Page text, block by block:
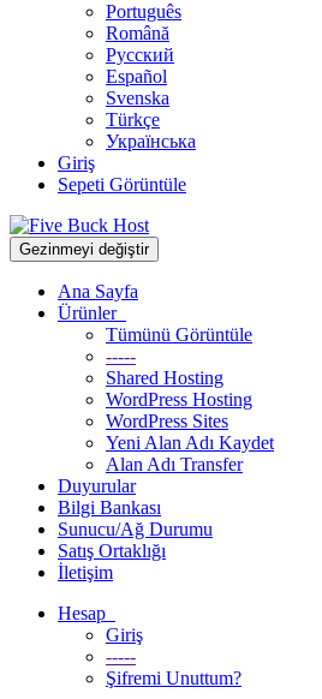
Português
Română
Русский
Español
Svenska
Türkçe
Українська
Giriş
Sepeti Görüntüle
Gezinmeyi değiştir
Ana Sayfa
Ürünler
Tümünü Görüntüle
-----
Shared Hosting
WordPress Hosting
WordPress Sites
Yeni Alan Adı Kaydet
Alan Adı Transfer
Duyurular
Bilgi Bankası
Sunucu/Ağ Durumu
Satış Ortaklığı
İletişim
Hesap
Giriş
-----
Şifremi Unuttum?